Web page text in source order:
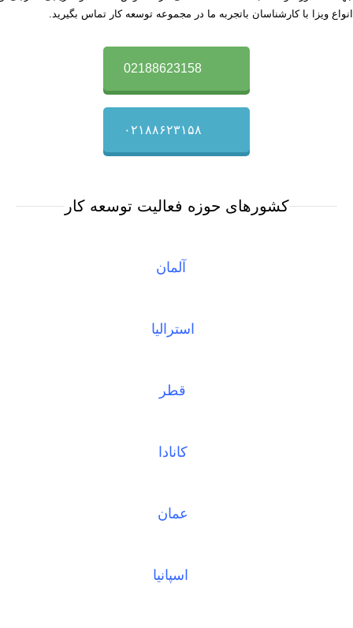
انواع ویزا با کارشناسان باتجربه ما در مجموعه توسعه کار تماس بگیرید.
02188623158
۰۲۱۸۸۶۲۳۱۵۸
کشورهای حوزه فعالیت توسعه کار
آلمان
استرالیا
قطر
کانادا
عمان
اسپانیا